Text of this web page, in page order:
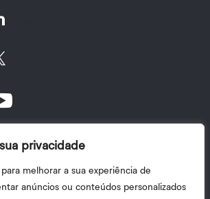
privacidade
melhorar a sua experiência de
anúncios ou conteúdos personalizados
Youtube